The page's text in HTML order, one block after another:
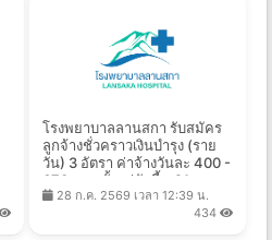
โรงพยาบาลลานสกา รับสมัคร
ลูกจ้างชั่วคราวเงินบํารุง (ราย
วัน) 3 อัตรา ค่าจ้างวันละ 400 -
670 บาท ตั้งแต่บัดนี้ - 21 ส.ค.
2569
28 ก.ค. 2569 เวลา 12:39 น.
434